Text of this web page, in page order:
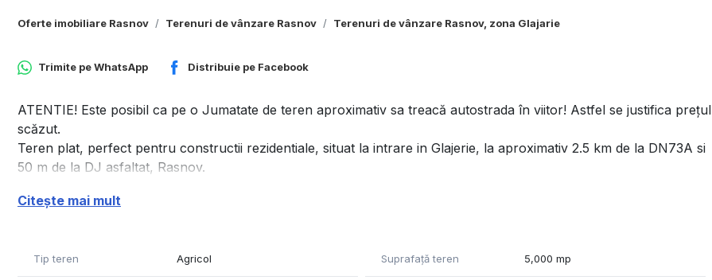
Oferte imobiliare Rasnov Terenuri de vânzare Rasnov Terenuri de vânzare Rasnov, zona Glajarie
Trimite peWhatsApp Distribuie pe Facebook
ATENTIE! Este posibil ca pe o Jumatate de teren aproximativ sa treacă autostrada în viitor! Astfel se justifica prețul
scăzut.
Teren plat, perfect pentru constructii rezidentiale, situat la intrare in Glajerie, la aproximativ 2.5 km de la DN73A si
50 m de la DJ asfaltat, Rasnov.
zilei.
Utilitati in zona.
Citește mai mult
Tip teren Agricol Suprafață teren 5,000 mp